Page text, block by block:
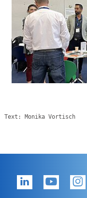
Text: Monika Vortisch